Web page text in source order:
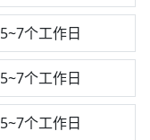
5~7个工作日
5~7个工作日
5~7个工作日